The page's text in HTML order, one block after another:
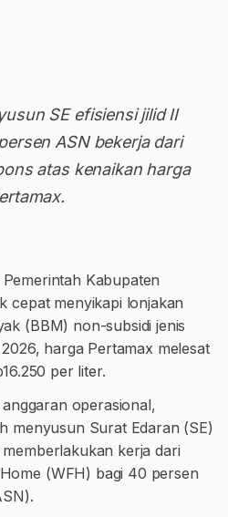
SE efisiensi jilid II
ASN bekerja dari
atas kenaikan harga
Kabupaten
cepat menyikapi lonjakan
(BBM) non-subsidi jenis
harga Pertamax melesat
per liter.
operasional,
menyusun Surat Edaran (SE)
kerja dari
(WFH) bagi 40 persen